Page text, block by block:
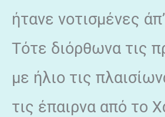
ήτανε νοτισμένες
Τότε διόρθωνα τις
με ήλιο τις
τις έπαιρνα από το